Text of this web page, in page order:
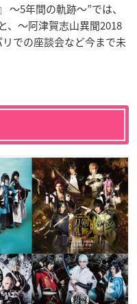
～5年間の軌跡～”では、
、～阿津賀志山異聞2018
での座談会など今まで未